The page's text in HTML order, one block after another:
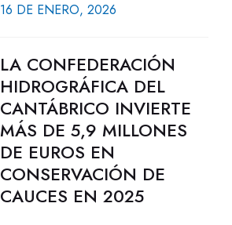
16 DE ENERO, 2026
LA CONFEDERACIÓN
HIDROGRÁFICA DEL
CANTÁBRICO INVIERTE
MÁS DE 5,9 MILLONES
DE EUROS EN
CONSERVACIÓN DE
CAUCES EN 2025